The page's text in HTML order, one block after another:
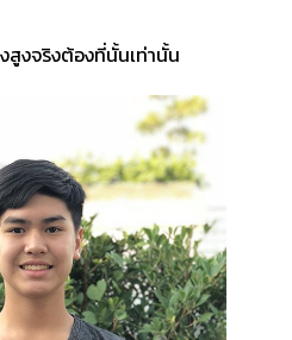
สูงจริงต้องที่นั้นเท่านั้น